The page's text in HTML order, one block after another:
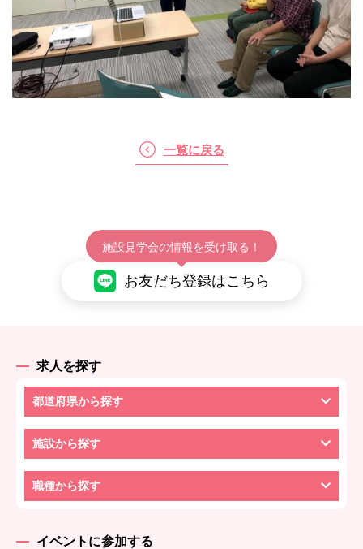
一覧に戻る
施設見学会の情報を受け取る！
お友だち登録はこちら
求人を探す
都道府県から探す
施設から探す
職種から探す
イベントに参加する